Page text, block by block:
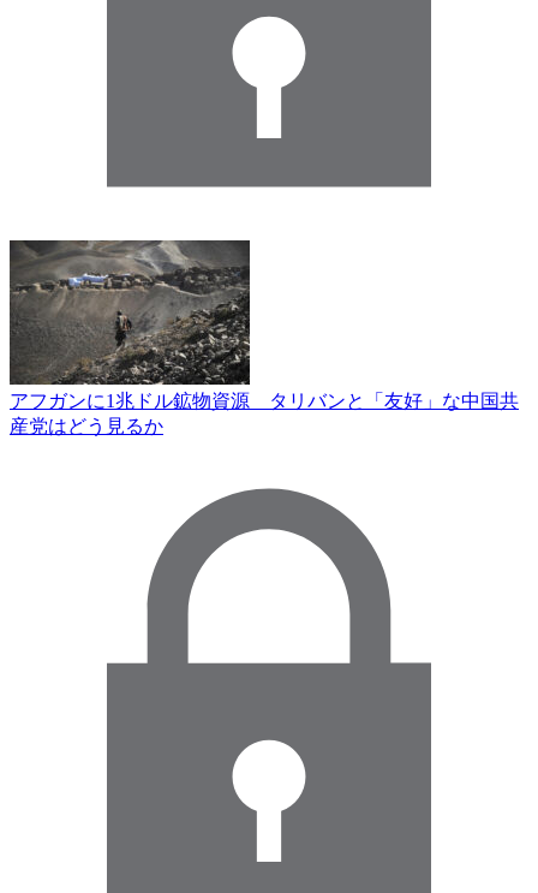
アフガンに1兆ドル鉱物資源 タリバンと「友好」な中国共
産党はどう見るか